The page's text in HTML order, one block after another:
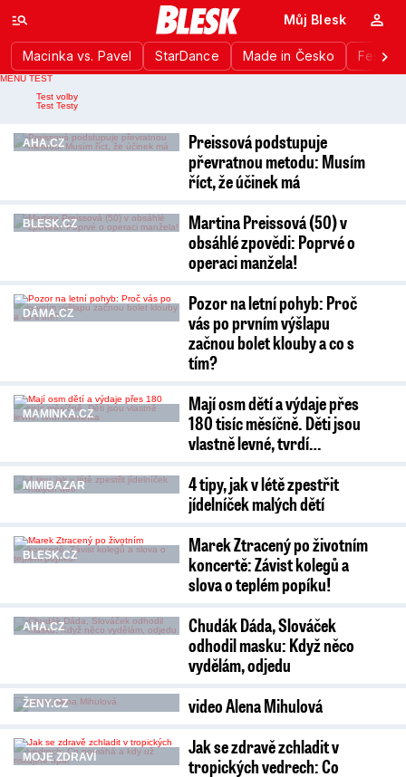
Macinka vs. Pavel StarDance Made in Česko
Můj Blesk
Nahlášení chyby
MENU TEST
Test volby
Test Testy
AHA.CZ
Preissová podstupuje
převratnou metodu: Musím
říct, že účinek má
BLESK.CZ
Martina Preissová (50) v
obsáhlé zpovědi: Poprvé o
operaci manžela!
DÁMA.CZ
Pozor na letní pohyb: Proč
vás po prvním výšlapu
začnou bolet klouby a co s
tím?
MAMINKA.CZ
Mají osm dětí a výdaje přes
180 tisíc měsíčně. Děti jsou
vlastně levné, tvrdí…
MIMIBAZAR
4 tipy, jak v létě zpestřit
jídelníček malých dětí
BLESK.CZ
Marek Ztracený po životním
koncertě: Závist kolegů a
slova o teplém popíku!
AHA.CZ
Chudák Dáda, Slováček
odhodil masku: Když něco
vydělám, odjedu
ŽENY.CZ video Alena Mihulová
MOJE ZDRAVÍ
Jak se zdravě zchladit v
tropických vedrech: Co